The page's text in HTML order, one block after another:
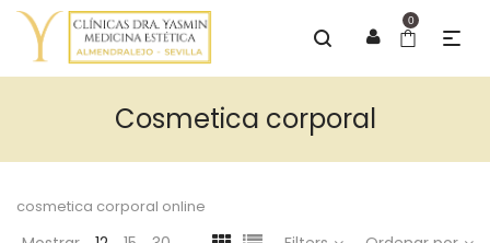
0
Cosmetica corporal
cosmetica corporal online